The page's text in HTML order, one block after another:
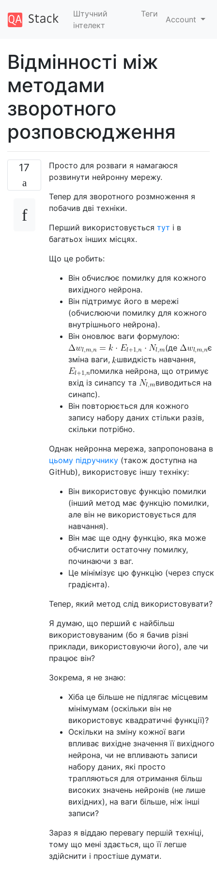
Штучний
інтелект
Теги
Account
Відмінності між
методами
зворотного
розповсюдження
17
Просто для розваги я намагаюся
розвинути нейронну мережу.
Тепер для зворотного розмноження я
побачив дві техніки.
Перший використовується тут і в
багатьох інших місцях.
Що це робить:
Він обчислює помилку для кожного
вихідного нейрона.
Він підтримує його в мережі
(обчислюючи помилку для кожного
внутрішнього нейрона).
Він оновлює ваги формулою:
(де
є
зміна ваги,
швидкість навчання,
помилка нейрона, що отримує
вхід із синапсу та
виводиться на
синапс).
Він повторюється для кожного
запису набору даних стільки разів,
скільки потрібно.
Однак нейронна мережа, запропонована в
цьому підручнику (також доступна на
GitHub), використовує іншу техніку:
Він використовує функцію помилки
(інший метод має функцію помилки,
але він не використовується для
навчання).
Він має ще одну функцію, яка може
обчислити остаточну помилку,
починаючи з ваг.
Це мінімізує цю функцію (через спуск
градієнта).
Тепер, який метод слід використовувати?
Я думаю, що перший є найбільш
використовуваним (бо я бачив різні
приклади, використовуючи його), але чи
працює він?
Зокрема, я не знаю:
Хіба це більше не підлягає місцевим
мінімумам (оскільки він не
використовує квадратичні функції)?
Оскільки на зміну кожної ваги
впливає вихідне значення її вихідного
нейрона, чи не впливають записи
набору даних, які просто
трапляються для отримання більш
високих значень нейронів (не лише
вихідних), на ваги більше, ніж інші
записи?
Зараз я віддаю перевагу першій техніці,
тому що мені здається, що її легше
здійснити і простіше думати.